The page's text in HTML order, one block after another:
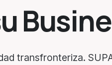
transfronteriza.